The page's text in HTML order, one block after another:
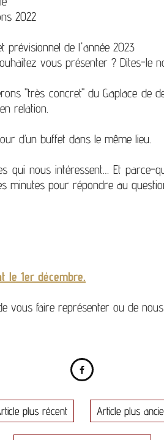
2022
prévisionnel de l'année 2023
vous présenter ? Dites-le
"très concret" du Gaplace de
relation.
d’un buffet dans le même lieu.
qui nous intéressent… Et
minutes pour répondre au
le 1er décembre.
vous faire représenter ou de

plus récent Article plus